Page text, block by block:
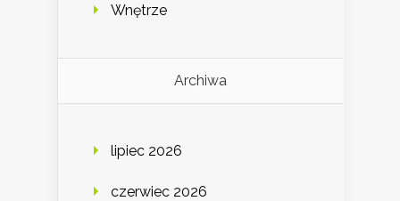
Wnętrze
Archiwa
lipiec 2026
czerwiec 2026